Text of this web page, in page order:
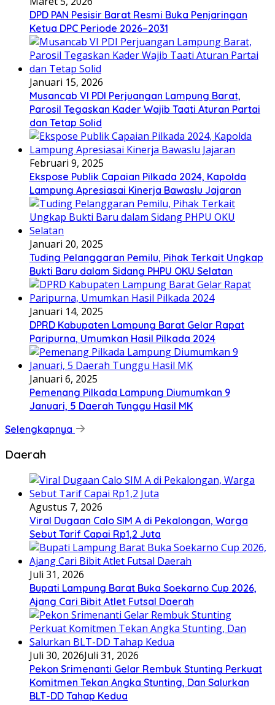
DPD PAN Pesisir Barat Resmi Buka Penjaringan
Ketua DPC Periode 2026–2031
Januari 15, 2026
Musancab VI PDI Perjuangan Lampung Barat,
Parosil Tegaskan Kader Wajib Taati Aturan Partai
dan Tetap Solid
Februari 9, 2025
Ekspose Publik Capaian Pilkada 2024, Kapolda
Lampung Apresiasai Kinerja Bawaslu Jajaran
Januari 20, 2025
Tuding Pelanggaran Pemilu, Pihak Terkait Ungkap
Bukti Baru dalam Sidang PHPU OKU Selatan
Januari 14, 2025
DPRD Kabupaten Lampung Barat Gelar Rapat
Paripurna, Umumkan Hasil Pilkada 2024
Januari 6, 2025
Pemenang Pilkada Lampung Diumumkan 9
Januari, 5 Daerah Tunggu Hasil MK
Selengkapnya
Daerah
Agustus 7, 2026
Viral Dugaan Calo SIM A di Pekalongan, Warga
Sebut Tarif Capai Rp1,2 Juta
Juli 31, 2026
Bupati Lampung Barat Buka Soekarno Cup 2026,
Ajang Cari Bibit Atlet Futsal Daerah
Juli 30, 2026Juli 31, 2026
Pekon Srimenanti Gelar Rembuk Stunting Perkuat
Komitmen Tekan Angka Stunting, Dan Salurkan
BLT-DD Tahap Kedua